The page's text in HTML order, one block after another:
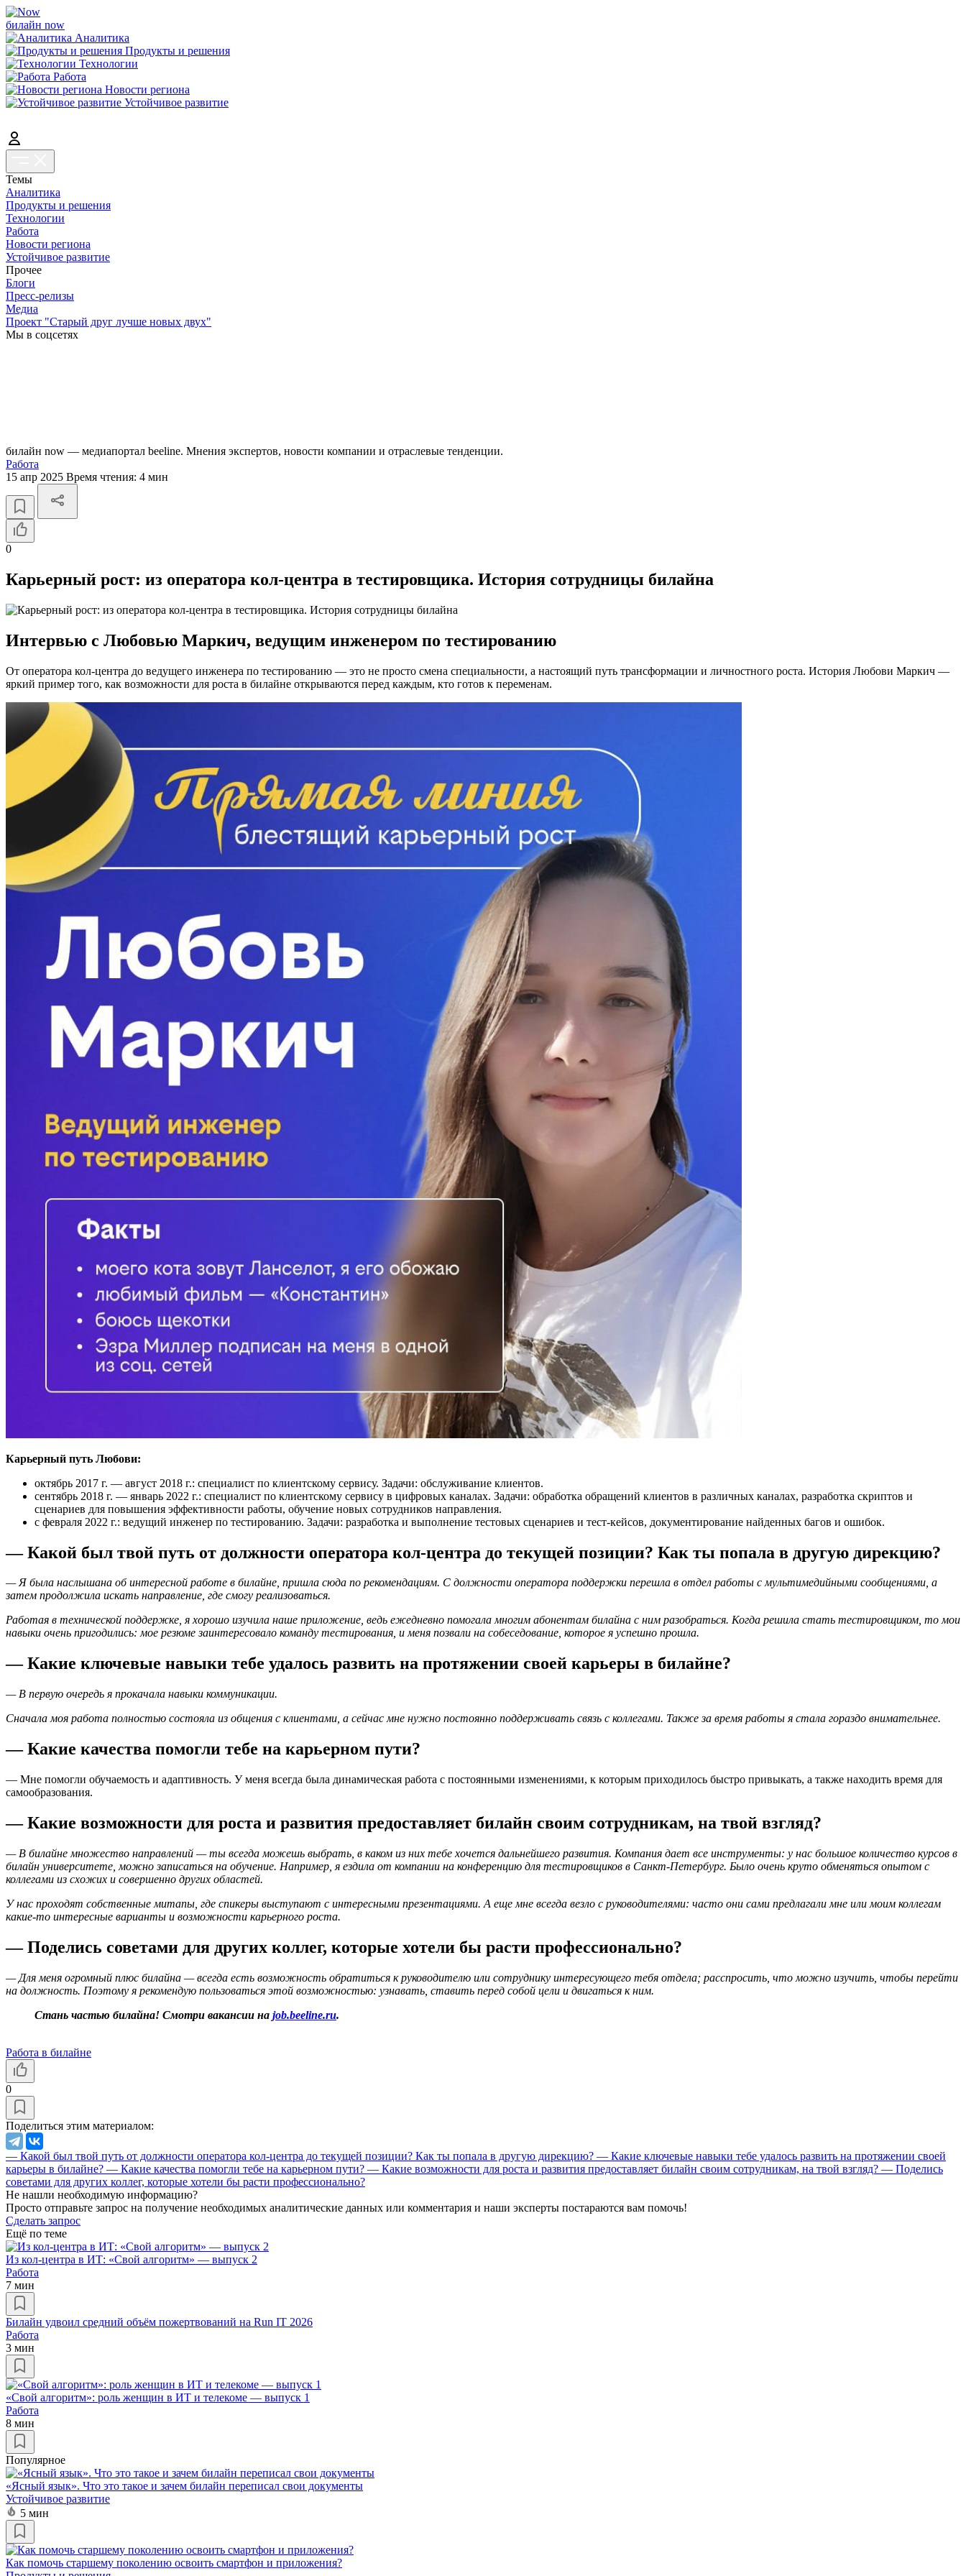
билайн now
Аналитика
Продукты и решения
Технологии
Работа
Новости региона
Устойчивое развитие
Темы
Аналитика
Продукты и решения
Технологии
Работа
Новости региона
Устойчивое развитие
Прочее
Блоги
Пресс-релизы
Медиа
Проект "Старый друг лучше новых двух"
Мы в соцсетях
билайн now — медиапортал beeline. Мнения экспертов, новости компании и отраслевые тенденции.
Работа
15 апр 2025 Время чтения: 4 мин
0
Карьерный рост: из оператора кол-центра в тестировщика. История сотрудницы билайна
Интервью с Любовью Маркич, ведущим инженером по тестированию
От оператора кол-центра до ведущего инженера по тестированию — это не просто смена специальности, а настоящий путь трансформации и личностного роста. История Любови Маркич —
яркий пример того, как возможности для роста в билайне открываются перед каждым, кто готов к переменам.
Карьерный путь Любови:
октябрь 2017 г. — август 2018 г.: специалист по клиентскому сервису. Задачи: обслуживание клиентов.
сентябрь 2018 г. — январь 2022 г.: специалист по клиентскому сервису в цифровых каналах. Задачи: обработка обращений клиентов в различных каналах, разработка скриптов и
сценариев для повышения эффективности работы, обучение новых сотрудников направления.
с февраля 2022 г.: ведущий инженер по тестированию. Задачи: разработка и выполнение тестовых сценариев и тест-кейсов, документирование найденных багов и ошибок.
— Какой был твой путь от должности оператора кол-центра до текущей позиции? Как ты попала в другую дирекцию?
— Я была наслышана об интересной работе в билайне, пришла сюда по рекомендациям. С должности оператора поддержки перешла в отдел работы с мультимедийными сообщениями, а
затем продолжила искать направление, где смогу реализоваться.
Работая в технической поддержке, я хорошо изучила наше приложение, ведь ежедневно помогала многим абонентам билайна с ним разобраться. Когда решила стать тестировщиком, то мои
навыки очень пригодились: мое резюме заинтересовало команду тестирования, и меня позвали на собеседование, которое я успешно прошла.
— Какие ключевые навыки тебе удалось развить на протяжении своей карьеры в билайне?
— В первую очередь я прокачала навыки коммуникации.
Сначала моя работа полностью состояла из общения с клиентами, а сейчас мне нужно постоянно поддерживать связь с коллегами. Также за время работы я стала гораздо внимательнее.
— Какие качества помогли тебе на карьерном пути?
— Мне помогли обучаемость и адаптивность. У меня всегда была динамическая работа с постоянными изменениями, к которым приходилось быстро привыкать, а также находить время для
самообразования.
— Какие возможности для роста и развития предоставляет билайн своим сотрудникам, на твой взгляд?
— В билайне множество направлений — ты всегда можешь выбрать, в каком из них тебе хочется дальнейшего развития. Компания дает все инструменты: у нас большое количество курсов в
билайн университете, можно записаться на обучение. Например, я ездила от компании на конференцию для тестировщиков в Санкт-Петербург. Было очень круто обменяться опытом с
коллегами из схожих и совершенно других областей.
У нас проходят собственные митапы, где спикеры выступают с интересными презентациями. А еще мне всегда везло с руководителями: часто они сами предлагали мне или моим коллегам
какие-то интересные варианты и возможности карьерного роста.
— Поделись советами для других коллег, которые хотели бы расти профессионально?
— Для меня огромный плюс билайна — всегда есть возможность обратиться к руководителю или сотруднику интересующего тебя отдела; расспросить, что можно изучить, чтобы перейти
на должность. Поэтому я рекомендую пользоваться этой возможностью: узнавать, ставить перед собой цели и двигаться к ним.
Стань частью билайна! Смотри вакансии на job.beeline.ru.
Работа в билайне
0
Поделиться этим материалом:
— Какой был твой путь от должности оператора кол-центра до текущей позиции? Как ты попала в другую дирекцию? — Какие ключевые навыки тебе удалось развить на протяжении своей
карьеры в билайне? — Какие качества помогли тебе на карьерном пути? — Какие возможности для роста и развития предоставляет билайн своим сотрудникам, на твой взгляд? — Поделись
советами для других коллег, которые хотели бы расти профессионально?
Не нашли необходимую информацию?
Просто отправьте запрос на получение необходимых аналитические данных или комментария и наши эксперты постараются вам помочь!
Сделать запрос
Ещё по теме
Из кол-центра в ИТ: «Свой алгоритм» — выпуск 2
Работа
7 мин
Билайн удвоил средний объём пожертвований на Run IT 2026
Работа
3 мин
«Свой алгоритм»: роль женщин в ИТ и телекоме — выпуск 1
Работа
8 мин
Популярное
«Ясный язык». Что это такое и зачем билайн переписал свои документы
Устойчивое развитие
5 мин
Как помочь старшему поколению освоить смартфон и приложения?